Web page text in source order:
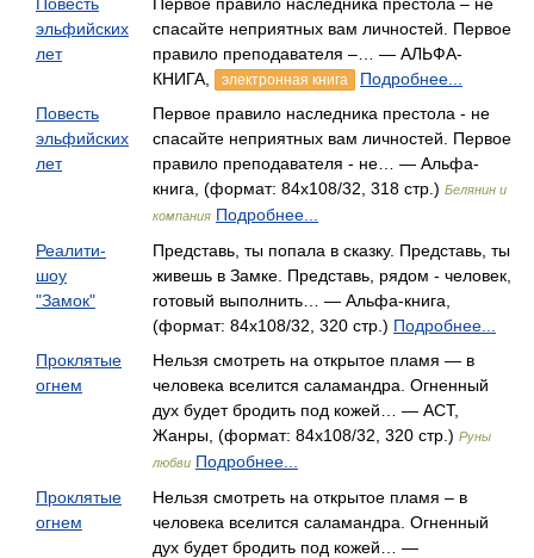
эльфийских
лет
спасайте неприятных вам личностей. Первое
правило преподавателя –… — АЛЬФА-
КНИГА,
электронная книга
Подробнее...
Повесть
эльфийских
лет
Первое правило наследника престола - не
спасайте неприятных вам личностей. Первое
правило преподавателя - не… — Альфа-
книга, (формат: 84x108/32, 318 стр.) Белянин и
компания Подробнее...
Реалити-
шоу
"Замок"
Представь, ты попала в сказку. Представь, ты
живешь в Замке. Представь, рядом - человек,
готовый выполнить… — Альфа-книга,
(формат: 84x108/32, 320 стр.) Подробнее...
Проклятые
огнем
Нельзя смотреть на открытое пламя — в
человека вселится саламандра. Огненный
дух будет бродить под кожей… — АСТ,
Жанры, (формат: 84x108/32, 320 стр.) Руны
любви Подробнее...
Проклятые
огнем
Нельзя смотреть на открытое пламя – в
человека вселится саламандра. Огненный
дух будет бродить под кожей… —